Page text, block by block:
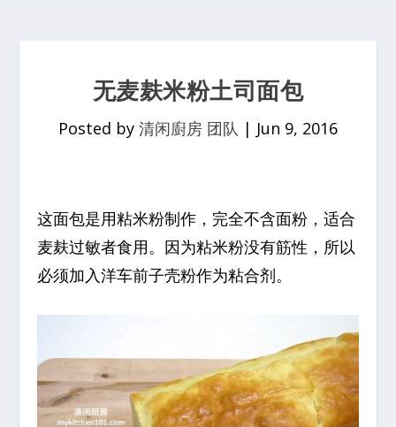
无麦麸米粉土司面包
Posted by 清闲廚房 团队 | Jun 9, 2016
这面包是用粘米粉制作，完全不含面粉，适合
麦麸过敏者食用。因为粘米粉没有筋性，所以
必须加入洋车前子壳粉作为粘合剂。